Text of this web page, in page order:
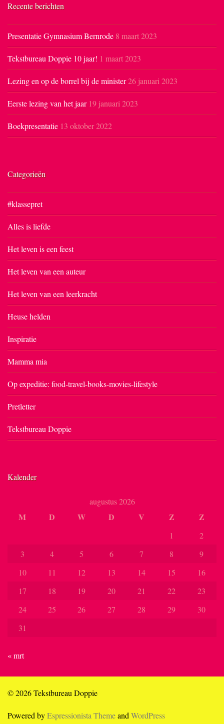
Recente berichten
Presentatie Gymnasium Bernrode 8 maart 2023
Tekstbureau Doppie 10 jaar! 1 maart 2023
Lezing en op de borrel bij de minister26 januari 2023
Eerste lezing van het jaar 19 januari 2023
Boekpresentatie 13 oktober 2022
Categorieën
#klassepret
Alles is liefde
Het leven is een feest
Het leven van een auteur
Het leven van een leerkracht
Heuse helden
Inspiratie
Mamma mia
Op expeditie: food-travel-books-movies-lifestyle
Pretletter
Tekstbureau Doppie
Kalender
augustus 2026
M D W D V Z Z
1
2
3
4 5 6 7 8
9
10
11 12 13 14 15
16
17
18 19 20 21 22
23
24
25 26 27 28 29
30
31
« mrt
© 2026 Tekstbureau Doppie
Powered byEspressionista ThemeandWordPress